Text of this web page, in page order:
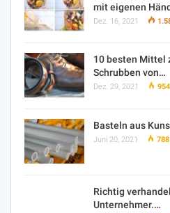
mit eigenen
Dez. 16, 2021
10 besten Mittel
Schrubben von…
Dez. 29, 2021 954
Basteln aus
Juni 20, 2021 788
Richtig
Unternehmer.…